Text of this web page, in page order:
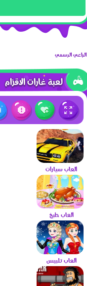
الراعي الرسمي
لعبة غارات الاقزام
العاب سيارات
العاب طبخ
العاب تلبيس